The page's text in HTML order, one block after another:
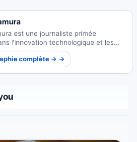
est une journaliste primée
l'innovation technologique et les
startups. Ses reportages
le paysage technologique en
complète → →